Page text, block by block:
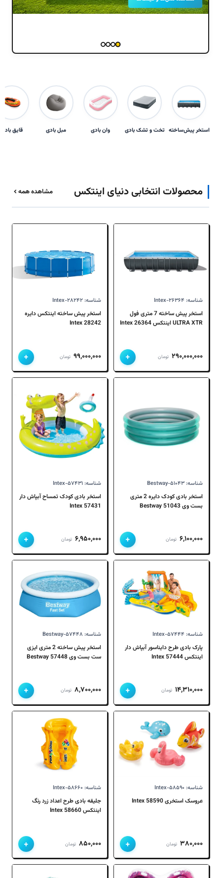
اینتکس
استخر‌ پیش‌ساخته تخت و تشک بادی وان بادی مبل بادی قایق بادی
محصولات انتخابی دنیای اینتکس مشاهده همه
شناسه: Intex-۲۶۳۶۴
استخر پیش ساخته 7 متری فول
ULTRA XTR اینتکس 26364 Intex
۲۹۰,۰۰۰,۰۰۰ تومان +
شناسه: Intex-۲۸۲۴۲
استخر پیش ساخته اینتکس دایره
28242 Intex
۹۹,۰۰۰,۰۰۰ تومان +
شناسه: Bestway-۵۱۰۴۳
استخر بادی کودک دایره 2 متری
بست وی 51043 Bestway
۶,۱۰۰,۰۰۰ تومان +
شناسه: Intex-۵۷۴۳۱
استخر بادی کودک تمساح آبپاش دار
57431 Intex
۶,۹۵۰,۰۰۰ تومان +
شناسه: Intex-۵۷۴۴۴
پارک بادی طرح دایناسور آبپاش دار
اینتکس 57444 Intex
۱۴,۳۱۰,۰۰۰ تومان +
شناسه: Bestway-۵۷۴۴۸
استخر پیش ساخته 2 متری ایزی
ست بست وی 57448 Bestway
۸,۷۰۰,۰۰۰ تومان +
شناسه: Intex-۵۸۵۹۰
عروسک استخری 58590 Intex
۳۸۰,۰۰۰ تومان +
شناسه: Intex-۵۸۶۶۰
جلیقه بادی طرح اعداد زرد رنگ
اینتکس Intex 58660
۸۵۰,۰۰۰ تومان +